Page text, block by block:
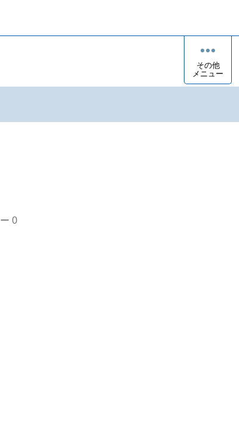
その他
メニュー
0